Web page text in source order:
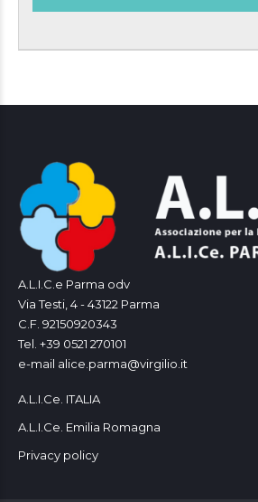
A.L.I.C.e Parma odv
Via Testi, 4 - 43122 Parma
C.F. 92150920343
Tel. +39 0521 270101
e-mail alice.parma@virgilio.it
A.L.I.Ce. ITALIA
A.L.I.Ce. Emilia Romagna
Privacy policy